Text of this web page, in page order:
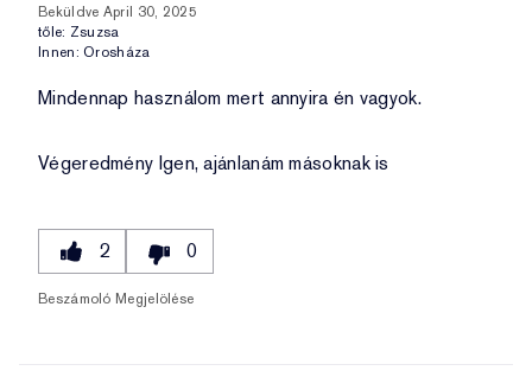
Beküldve April 30, 2025
tőle: Zsuzsa
Innen: Orosháza
Mindennap használom mert annyira én vagyok.
Végeredmény Igen, ajánlanám másoknak is
2 0
Beszámoló Megjelölése